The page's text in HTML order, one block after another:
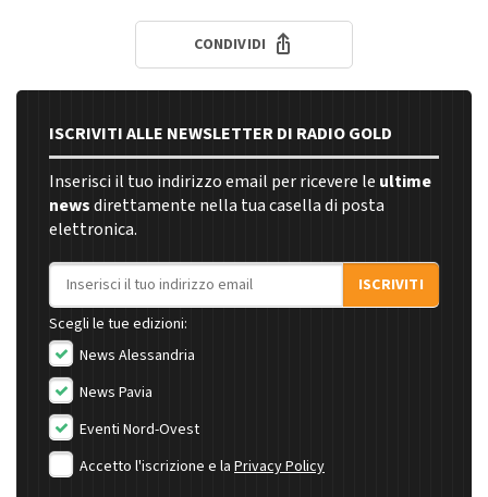
CONDIVIDI
ISCRIVITI ALLE NEWSLETTER DI RADIO GOLD
Inserisci il tuo indirizzo email per ricevere le ultime
newsdirettamente nella tua casella di posta
elettronica.
Indirizzo email
ISCRIVITI
Scegli le tue edizioni:
News Alessandria
News Pavia
Eventi Nord-Ovest
Accetto l'iscrizione e la Privacy Policy